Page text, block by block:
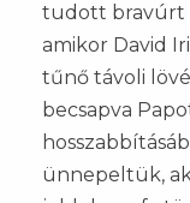
tudott bravúrt
amikor David
tűnő távoli
becsapva
ünnepeltük,